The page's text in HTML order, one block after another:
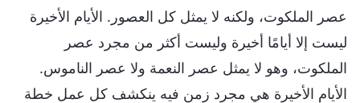
عصر الملكوت، ولكنه لا يمثل كل العصور. الأيام الأخيرة
ليست إلا أيامًا أخيرة وليست أكثر من مجرد عصر
الملكوت، وهو لا يمثل عصر النعمة ولا عصر الناموس.
الأيام الأخيرة هي مجرد زمن فيه ينكشف كل عمل خطة